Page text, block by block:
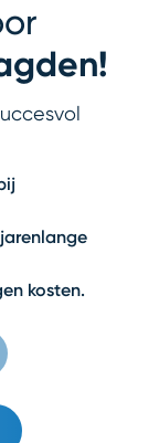
kosten.